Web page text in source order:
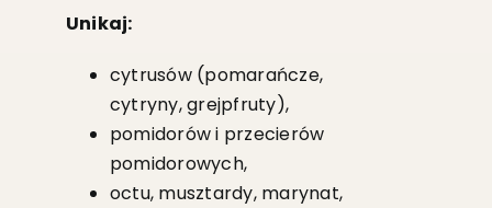
Unikaj:
cytrusów (pomarańcze,
cytryny, grejpfruty),
pomidorów i przecierów
pomidorowych,
octu, musztardy, marynat,